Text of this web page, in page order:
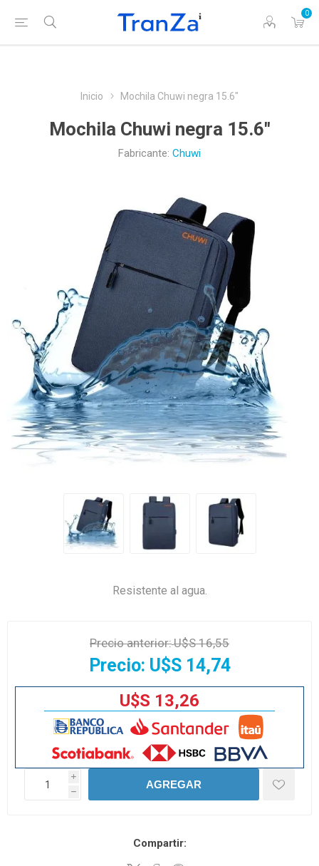
0
Inicio Mochila Chuwi negra 15.6"
Mochila Chuwi negra 15.6"
Fabricante: Chuwi
Resistente al agua.
Precio anterior:U$S 16,55
Precio: U$S 14,74
U$S 13,26
i
h
AGREGAR
Compartir: